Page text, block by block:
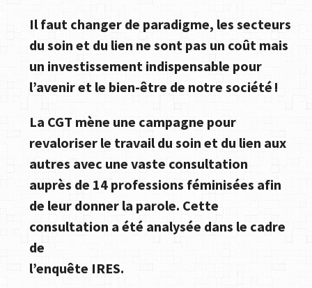
Il faut changer de paradigme, les secteurs
du soin et du lien ne sont pas un coût mais
un investissement indispensable pour
l’avenir et le bien-être de notre société !
La CGT mène une campagne pour
revaloriser le travail du soin et du lien aux
autres avec une vaste consultation
auprès de 14 professions féminisées afin
de leur donner la parole. Cette
consultation a été analysée dans le cadre
de
l’enquête IRES.